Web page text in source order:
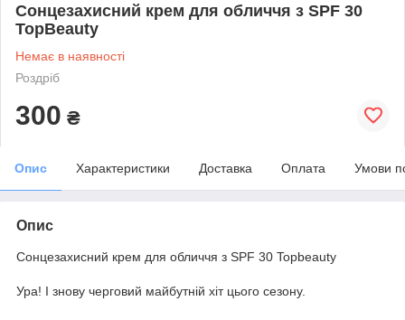
Сонцезахисний крем для обличчя з SPF 30
TopBeauty
Немає в наявності
Роздріб
300 ₴
Опис Характеристики Доставка Оплата Умови
Опис
Сонцезахисний крем для обличчя з SPF 30 Topbeauty
Ура! І знову черговий майбутній хіт цього сезону.